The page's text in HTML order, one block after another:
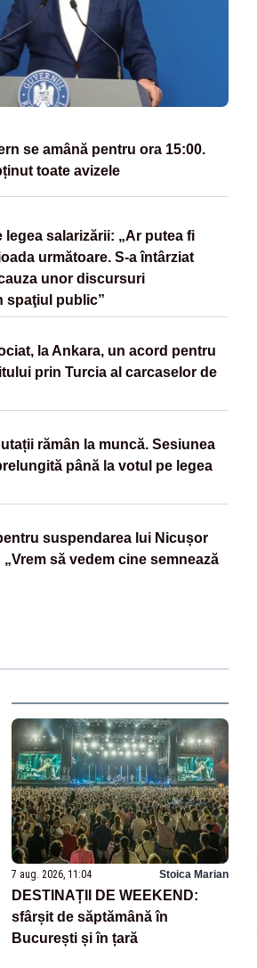
se amână pentru ora 15:00.
toate avizele
legea salarizării: „Ar putea fi
următoare. S-a întârziat
unor discursuri
spaţiul public”
la Ankara, un acord pentru
prin Turcia al carcaselor de
rămân la muncă. Sesiunea
până la votul pe legea
suspendarea lui Nicușor
să vedem cine semnează
7 aug. 2026, 11:04 Stoica Marian
DESTINAȚII DE WEEKEND:
sfârșit de săptămână în
București și în țară